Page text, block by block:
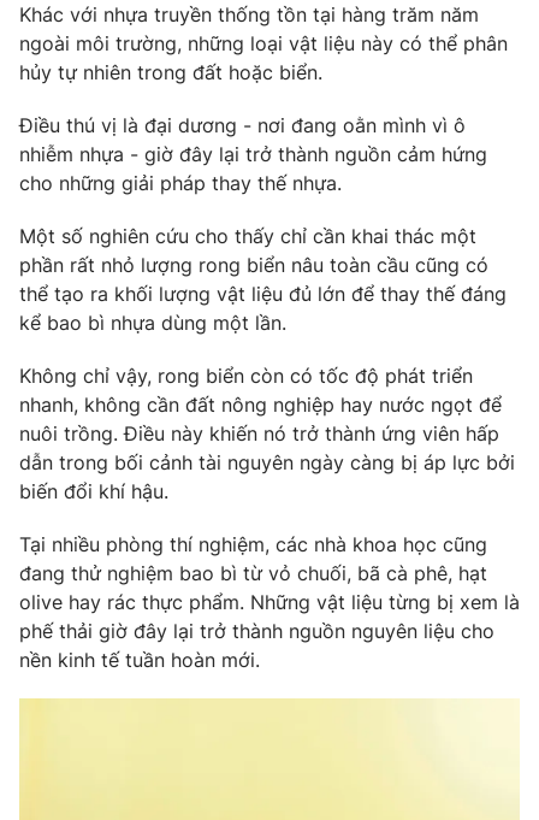
Khác với nhựa truyền thống tồn tại hàng trăm năm
ngoài môi trường, những loại vật liệu này có thể phân
hủy tự nhiên trong đất hoặc biển.
Điều thú vị là đại dương - nơi đang oằn mình vì ô
nhiễm nhựa - giờ đây lại trở thành nguồn cảm hứng
cho những giải pháp thay thế nhựa.
Một số nghiên cứu cho thấy chỉ cần khai thác một
phần rất nhỏ lượng rong biển nâu toàn cầu cũng có
thể tạo ra khối lượng vật liệu đủ lớn để thay thế đáng
kể bao bì nhựa dùng một lần.
Không chỉ vậy, rong biển còn có tốc độ phát triển
nhanh, không cần đất nông nghiệp hay nước ngọt để
nuôi trồng. Điều này khiến nó trở thành ứng viên hấp
dẫn trong bối cảnh tài nguyên ngày càng bị áp lực bởi
biến đổi khí hậu.
Tại nhiều phòng thí nghiệm, các nhà khoa học cũng
đang thử nghiệm bao bì từ vỏ chuối, bã cà phê, hạt
olive hay rác thực phẩm. Những vật liệu từng bị xem là
phế thải giờ đây lại trở thành nguồn nguyên liệu cho
nền kinh tế tuần hoàn mới.